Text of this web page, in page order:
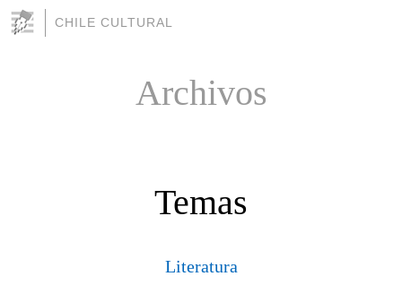
CHILE CULTURAL
Archivos
Temas
Literatura